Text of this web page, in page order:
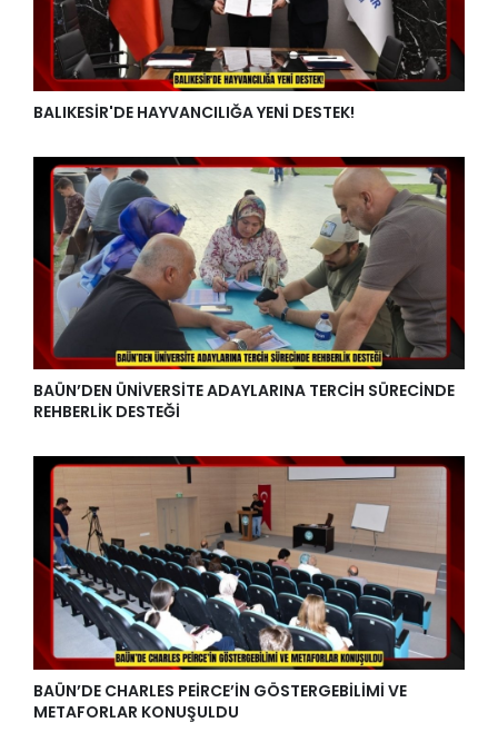
BALIKESİR'DE HAYVANCILIĞA YENİ DESTEK!
BAÜN’DEN ÜNİVERSİTE ADAYLARINA TERCİH SÜRECİNDE
REHBERLİK DESTEĞİ
BAÜN’DE CHARLES PEİRCE’İN GÖSTERGEBİLİMİ VE
METAFORLAR KONUŞULDU